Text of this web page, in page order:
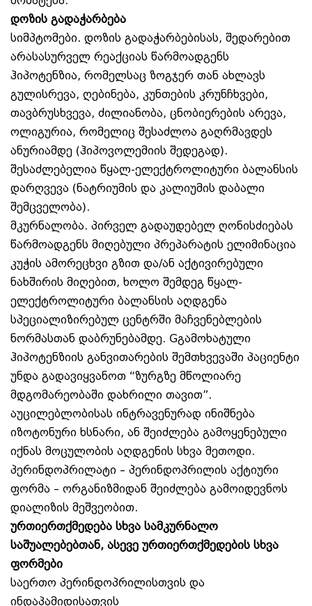
დოზის გადაჭარბება
სიმპტომები. დოზის გადაჭარბებისას, შედარებით
არასასურველ რეაქციას წარმოადგენს
ჰიპოტენზია, რომელსაც ზოგჯერ თან ახლავს
გულისრევა, ღებინება, კუნთების კრუნჩხვები,
თავბრუსხვევა, ძილიანობა, ცნობიერების არევა,
ოლიგურია, რომელიც შესაძლოა გაღრმავდეს
ანურიამდე (ჰიპოვოლემიის შედეგად).
შესაძლებელია წყალ-ელექტროლიტური ბალანსის
დარღვევა (ნატრიუმის და კალიუმის დაბალი
შემცველობა).
მკურნალობა. პირველ გადაუდებელ ღონისძიებას
წარმოადგენს მიღებული პრეპარატის ელიმინაცია
კუჭის ამორეცხვი გზით და/ან აქტივირებული
ნახშირის მიღებით, ხოლო შემდეგ წყალ-
ელექტროლიტური ბალანსის აღდგენა
სპეციალიზირებულ ცენტრში მაჩვენებლების
ნორმასთან დაბრუნებამდე. Gგამოხატული
ჰიპოტენზიის განვითარების შემთხვევაში პაციენტი
უნდა გადავიყვანოთ “ზურგზე მწოლიარე
მდგომარეობაში დახრილი თავით”.
აუცილებლობისას ინტრავენურად ინიშნება
იზოტონური ხსნარი, ან შეიძლება გამოყენებული
იქნას მოცულობის აღდგენის სხვა მეთოდი.
პერინდოპრილატი – პერინდოპრილის აქტიური
ფორმა – ორგანიზმიდან შეიძლება გამოიდევნოს
დიალიზის მეშვეობით.
ურთიერთქმედება სხვა სამკურნალო
საშუალებებთან, ასევე ურთიერთქმედების სხვა
ფორმები
საერთო პერინდოპრილისთვის და
ინდაპამიდისათვის